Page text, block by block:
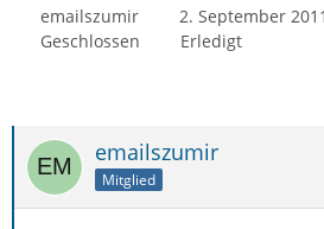
emailszumir
2. September
Geschlossen
Erledigt
emailszumir
Mitglied